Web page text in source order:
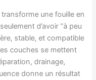
une fouille en
d’avoir “à peu
stable, et compatible
couches se mettent
drainage,
donne un résultat